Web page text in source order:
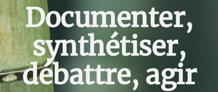
Documenter,
synthétiser,
débattre, agir